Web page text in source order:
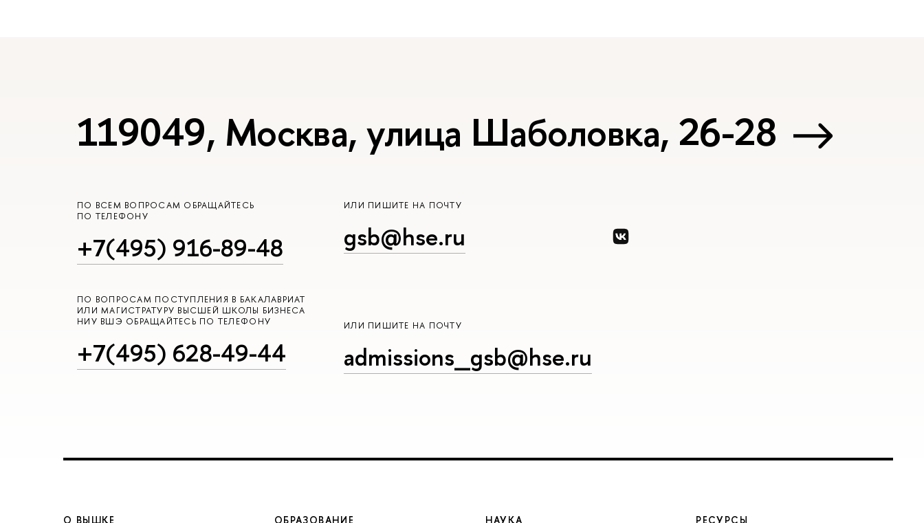
119049, Москва, улица Шаболовка, 26-28
ПО ВСЕМ ВОПРОСАМ ОБРАЩАЙТЕСЬ
ПО ТЕЛЕФОНУ
+7(495) 916-89-48
ИЛИ ПИШИТЕ НА ПОЧТУ
gsb@hse.ru
ПО ВОПРОСАМ ПОСТУПЛЕНИЯ В БАКАЛАВРИАТ
ИЛИ МАГИСТРАТУРУ ВЫСШЕЙ ШКОЛЫ БИЗНЕСА
НИУ ВШЭ ОБРАЩАЙТЕСЬ ПО ТЕЛЕФОНУ
+7(495) 628-49-44
ИЛИ ПИШИТЕ НА ПОЧТУ
admissions_gsb@hse.ru
О ВЫШКЕ ОБРАЗОВАНИЕ НАУКА РЕСУРСЫ